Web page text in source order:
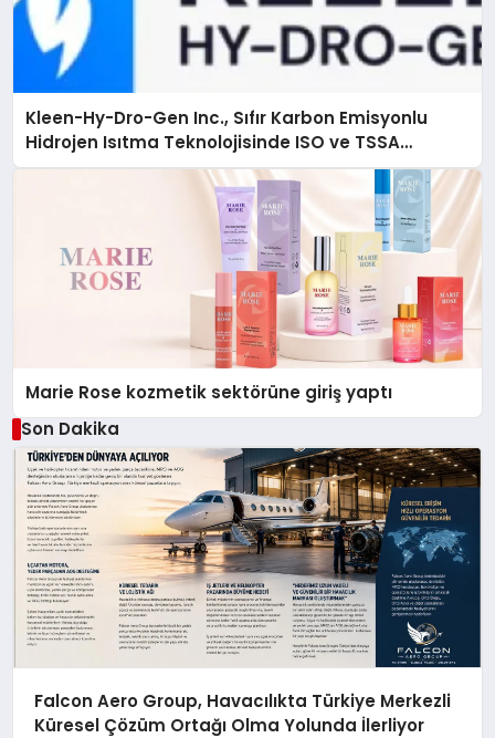
Kleen-Hy-Dro-Gen Inc., Sıfır Karbon Emisyonlu
Hidrojen Isıtma Teknolojisinde ISO ve TSSA
Düzenleyici Onaylarını Aldı
Marie Rose kozmetik sektörüne giriş yaptı
Son Dakika
Falcon Aero Group, Havacılıkta Türkiye Merkezli
Küresel Çözüm Ortağı Olma Yolunda İlerliyor